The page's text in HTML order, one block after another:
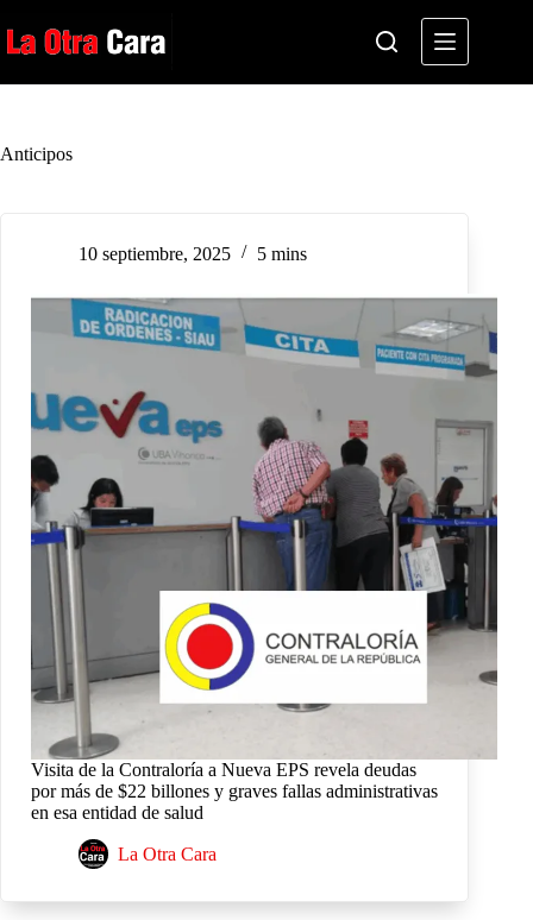
al
contenido
Anticipos
10 septiembre, 2025 5 mins
Visita de la Contraloría a Nueva EPS revela deudas
por más de $22 billones y graves fallas administrativas
en esa entidad de salud
La Otra Cara